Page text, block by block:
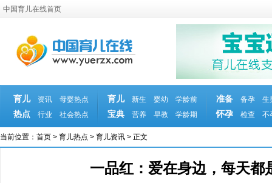
中国育儿在线首页
育儿
热点
资讯
母婴热点
行业
社会热点
育儿
宝典
新生 婴幼
学龄前
营养
早教 学龄期
准备
怀孕
备孕
生
检查
不
当前位置： 首页 > 育儿热点 > 育儿资讯 > 正文
一品红：爱在身边，每天都